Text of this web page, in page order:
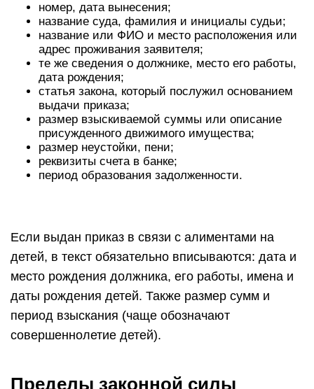
номер, дата вынесения;
название суда, фамилия и инициалы судьи;
название или ФИО и место расположения или
адрес проживания заявителя;
те же сведения о должнике, место его работы,
дата рождения;
статья закона, который послужил основанием
выдачи приказа;
размер взыскиваемой суммы или описание
присужденного движимого имущества;
размер неустойки, пени;
реквизиты счета в банке;
период образования задолженности.
Если выдан приказ в связи с алиментами на
детей, в текст обязательно вписываются: дата и
место рождения должника, его работы, имена и
даты рождения детей. Также размер сумм и
период взыскания (чаще обозначают
совершеннолетие детей).
Пределы законной силы